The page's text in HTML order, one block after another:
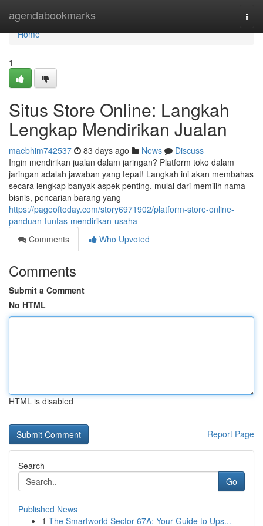
agendabookmarks
Home
Home
1
Situs Store Online: Langkah
Lengkap Mendirikan Jualan
maebhim742537 83 days ago News
Discuss
Ingin mendirikan jualan dalam jaringan? Platform toko dalam
jaringan adalah jawaban yang tepat! Langkah ini akan membahas
secara lengkap banyak aspek penting, mulai dari memilih nama
bisnis, pencarian barang yang
https://pageoftoday.com/story6971902/platform-store-online-
panduan-tuntas-mendirikan-usaha
Comments
Who Upvoted
Comments
Submit a Comment
No HTML
HTML is disabled
Report Page
Search
Go
Published News
1 The Smartworld Sector 67A: Your Guide to Ups...